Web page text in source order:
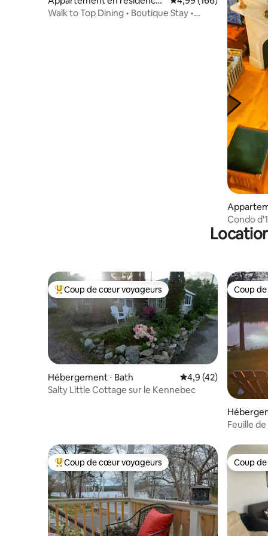
⋅ Portland
Walk to Top Dining • Boutique Stay •
Portland
Condo
quartier
Coups de cœur voyageurs les plus appréciés
Coup de cœur voyageurs
Hébergement ⋅ Bath Évaluation moyenne
4,9 (42)
Salty Little Cottage sur le Kennebec
Coup
Coup
Feuille
Coups de cœur voyageurs les plus appréciés
Coup de cœur voyageurs Coup
Coup